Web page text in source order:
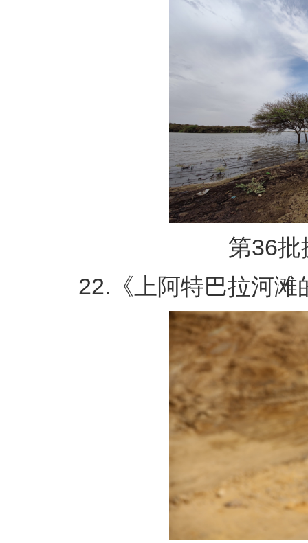
第36批
22.《上阿特巴拉河滩